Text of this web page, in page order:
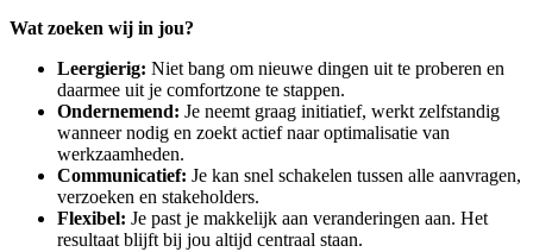
Wat zoeken wij in jou?
Leergierig: Niet bang om nieuwe dingen uit te proberen en
daarmee uit je comfortzone te stappen.
Ondernemend: Je neemt graag initiatief, werkt zelfstandig
wanneer nodig en zoekt actief naar optimalisatie van
werkzaamheden.
Communicatief: Je kan snel schakelen tussen alle aanvragen,
verzoeken en stakeholders.
Flexibel: Je past je makkelijk aan veranderingen aan. Het
resultaat blijft bij jou altijd centraal staan.